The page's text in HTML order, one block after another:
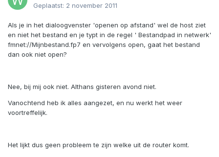
Geplaatst: 2 november 2011
Als je in het dialoogvenster 'openen op afstand' wel de host ziet
en niet het bestand en je typt in de regel ' Bestandpad in netwerk'
fmnet://Mijnbestand.fp7 en vervolgens open, gaat het bestand
dan ook niet open?
Nee, bij mij ook niet. Althans gisteren avond niet.
Vanochtend heb ik alles aangezet, en nu werkt het weer
voortreffelijk.
Het lijkt dus geen probleem te zijn welke uit de router komt.